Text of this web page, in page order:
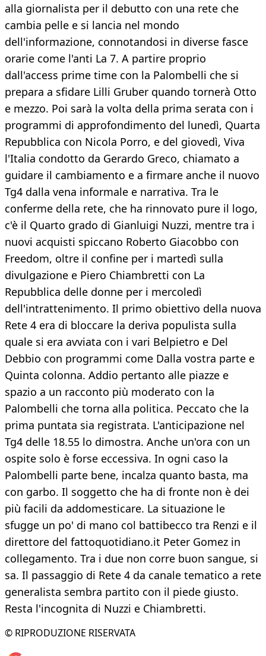
alla giornalista per il debutto con una rete che
cambia pelle e si lancia nel mondo
dell'informazione, connotandosi in diverse fasce
orarie come l'anti La 7. A partire proprio
dall'access prime time con la Palombelli che si
prepara a sfidare Lilli Gruber quando tornerà Otto
e mezzo. Poi sarà la volta della prima serata con i
programmi di approfondimento del lunedì, Quarta
Repubblica con Nicola Porro, e del giovedì, Viva
l'Italia condotto da Gerardo Greco, chiamato a
guidare il cambiamento e a firmare anche il nuovo
Tg4 dalla vena informale e narrativa. Tra le
conferme della rete, che ha rinnovato pure il logo,
c'è il Quarto grado di Gianluigi Nuzzi, mentre tra i
nuovi acquisti spiccano Roberto Giacobbo con
Freedom, oltre il confine per i martedì sulla
divulgazione e Piero Chiambretti con La
Repubblica delle donne per i mercoledì
dell'intrattenimento. Il primo obiettivo della nuova
Rete 4 era di bloccare la deriva populista sulla
quale si era avviata con i vari Belpietro e Del
Debbio con programmi come Dalla vostra parte e
Quinta colonna. Addio pertanto alle piazze e
spazio a un racconto più moderato con la
Palombelli che torna alla politica. Peccato che la
prima puntata sia registrata. L'anticipazione nel
Tg4 delle 18.55 lo dimostra. Anche un'ora con un
ospite solo è forse eccessiva. In ogni caso la
Palombelli parte bene, incalza quanto basta, ma
con garbo. Il soggetto che ha di fronte non è dei
più facili da addomesticare. La situazione le
sfugge un po' di mano col battibecco tra Renzi e il
direttore del fattoquotidiano.it Peter Gomez in
collegamento. Tra i due non corre buon sangue, si
sa. Il passaggio di Rete 4 da canale tematico a rete
generalista sembra partito con il piede giusto.
Resta l'incognita di Nuzzi e Chiambretti.
© RIPRODUZIONE RISERVATA